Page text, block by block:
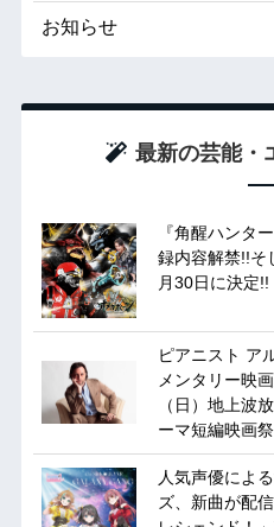
お知らせ
最新の芸能・
『角醒ハンタ
録内容解禁!!そ
月30日に決定!!
ピアニスト ア
メンタリー映
（日）地上波
ーマ短編映画
人気声優によ
ズ、新曲が配